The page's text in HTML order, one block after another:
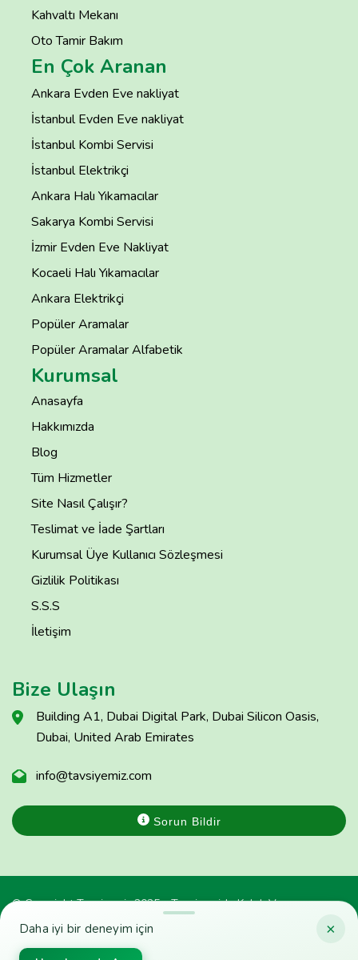
×
Daha iyi bir deneyim için
Kahvaltı Mekanı
Oto Tamir Bakım
En Çok Aranan
Ankara Evden Eve nakliyat
İstanbul Evden Eve nakliyat
İstanbul Kombi Servisi
İstanbul Elektrikçi
Ankara Halı Yıkamacılar
Sakarya Kombi Servisi
İzmir Evden Eve Nakliyat
Kocaeli Halı Yıkamacılar
Ankara Elektrikçi
Popüler Aramalar
Popüler Aramalar Alfabetik
Kurumsal
Anasayfa
Hakkımızda
Blog
Tüm Hizmetler
Site Nasıl Çalışır?
Teslimat ve İade Şartları
Kurumsal Üye Kullanıcı Sözleşmesi
Gizlilik Politikası
S.S.S
İletişim
Bize Ulaşın
Building A1, Dubai Digital Park, Dubai Silicon Oasis,
Dubai, United Arab Emirates
info@tavsiyemiz.com
Sorun Bildir
© Copyright Tavsiyemiz 2025 - Tavsiyemiz'e Kulak Ver